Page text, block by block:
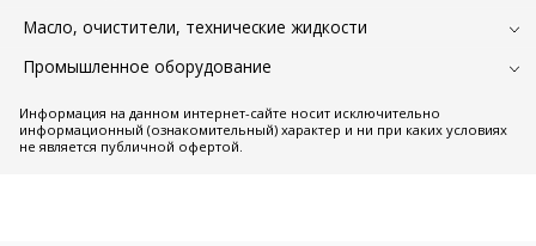
Масло, очистители, технические жидкости
Промышленное оборудование
Информация на данном интернет-сайте носит исключительно
информационный (ознакомительный) характер и ни при каких условиях
не является публичной офертой.